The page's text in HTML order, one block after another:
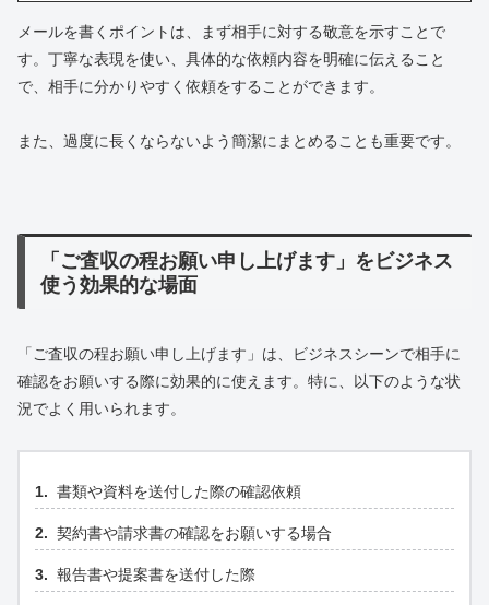
メールを書くポイントは、まず相手に対する敬意を示すことで
す。丁寧な表現を使い、具体的な依頼内容を明確に伝えること
で、相手に分かりやすく依頼をすることができます。
また、過度に長くならないよう簡潔にまとめることも重要です。
「ご査収の程お願い申し上げます」をビジネス
使う効果的な場面
「ご査収の程お願い申し上げます」は、ビジネスシーンで相手に
確認をお願いする際に効果的に使えます。特に、以下のような状
況でよく用いられます。
書類や資料を送付した際の確認依頼
契約書や請求書の確認をお願いする場合
報告書や提案書を送付した際